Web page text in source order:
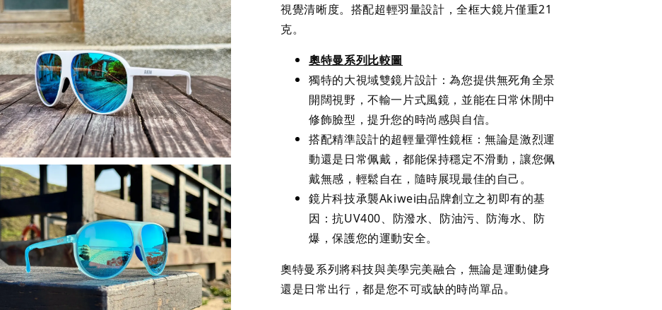
視覺清晰度。搭配超輕羽量設計，全框大鏡片僅重21
克。
奧特曼系列比較圖
獨特的大視域雙鏡片設計：為您提供無死角全景
開闊視野，不輸一片式風鏡，並能在日常休閒中
修飾臉型，提升您的時尚感與自信。
搭配精準設計的超輕量彈性鏡框：無論是激烈運
動還是日常佩戴，都能保持穩定不滑動，讓您佩
戴無感，輕鬆自在，隨時展現最佳的自己。
鏡片科技承襲Akiwei由品牌創立之初即有的基
因：抗UV400、防潑水、防油污、防海水、防
爆，保護您的運動安全。
奧特曼系列將科技與美學完美融合，無論是運動健身
還是日常出行，都是您不可或缺的時尚單品。